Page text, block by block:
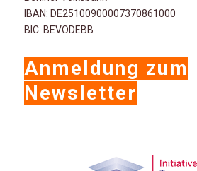
IBAN: DE25100900007370861000
BIC: BEVODEBB
Anmeldung zum
Newsletter